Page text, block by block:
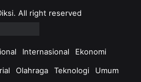
All right reserved
Internasional
Ekonomi
Olahraga Teknologi
Umum